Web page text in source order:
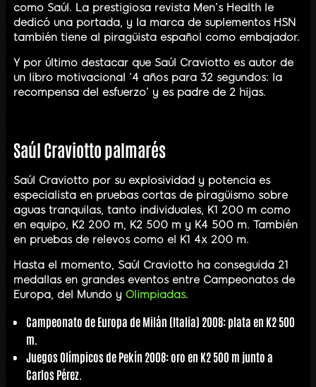
como Saúl. La prestigiosa revista Men’s Health le
dedicó una portada, y la marca de suplementos HSN
también tiene al piragüista español como embajador.
Y por último destacar que Saúl Craviotto es autor de
un libro motivacional ‘4 años para 32 segundos: la
recompensa del esfuerzo’ y es padre de 2 hijas.
Saúl Craviotto palmarés
Saúl Craviotto por su explosividad y potencia es
especialista en pruebas cortas de piragüismo sobre
aguas tranquilas, tanto individuales, K1 200 m como
en equipo, K2 200 m, K2 500 m y K4 500 m. También
en pruebas de relevos como el K1 4x 200 m.
Hasta el momento, Saúl Craviotto ha conseguida 21
medallas en grandes eventos entre Campeonatos de
Europa, del Mundo y Olimpiadas.
Campeonato de Europa de Milán (Italia) 2008: plata en K2 500
m.
Juegos Olímpicos de Pekín 2008: oro en K2 500 m junto a
Carlos Pérez.